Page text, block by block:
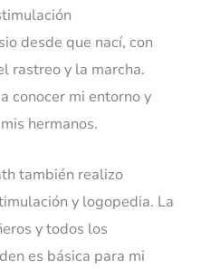
desde que nací, con
rastreo y la marcha.
conocer mi entorno y
hermanos.
también realizo
y logopedia. La
y todos los
es básica para mi